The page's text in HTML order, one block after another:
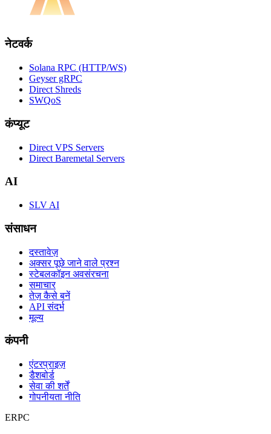
नेटवर्क
Solana RPC (HTTP/WS)
Geyser gRPC
Direct Shreds
SWQoS
कंप्यूट
Direct VPS Servers
Direct Baremetal Servers
AI
SLV AI
संसाधन
दस्तावेज़
अक्सर पूछे जाने वाले प्रश्न
स्टेबलकॉइन अवसंरचना
समाचार
तेज़ कैसे बनें
API संदर्भ
मूल्य
कंपनी
एंटरप्राइज़
डैशबोर्ड
सेवा की शर्तें
गोपनीयता नीति
ERPC